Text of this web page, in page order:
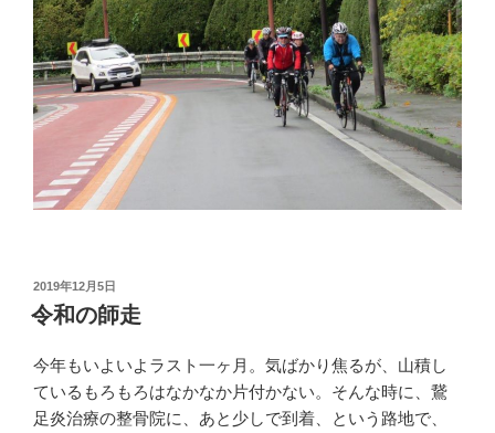
投
稿
日:
2019年12月5日
令和の師走
今年もいよいよラスト一ヶ月。気ばかり焦るが、山積し
ているもろもろはなかなか片付かない。そんな時に、鵞
足炎治療の整骨院に、あと少しで到着、という路地で、